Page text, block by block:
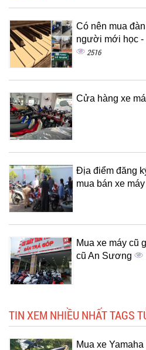
Có nên mua
người mới học -
2516
Cửa hàng xe
Địa điểm đăng
mua bán xe
Mua xe máy cũ
cũ An Sương
TIN XEM NHIỀU NHẤT TAGS
Mua xe